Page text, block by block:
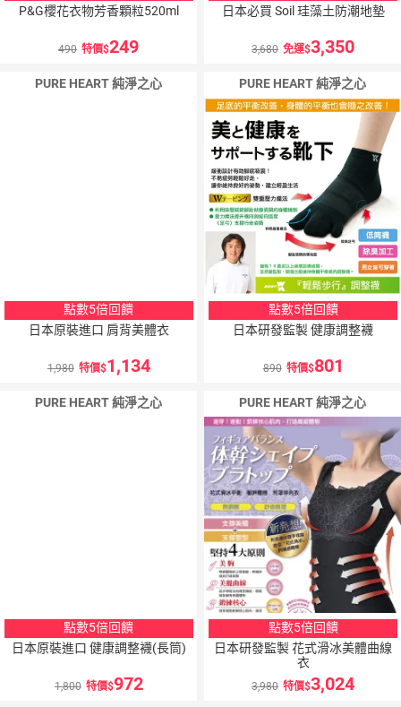
P&G櫻花衣物芳香顆粒520ml
490 特價 249
日本必買 Soil 珪藻土防潮地墊
3,680 免運 3,350
PURE HEART 純淨之心
點數5倍回饋
日本原裝進口 肩背美體衣
1,980 特價 1,134
PURE HEART 純淨之心
點數5倍回饋
日本研發監製 健康調整襪
890 特價 801
PURE HEART 純淨之心
點數5倍回饋
日本原裝進口 健康調整襪(長筒)
1,800 特價 972
PURE HEART 純淨之心
點數5倍回饋
日本研發監製 花式滑冰美體曲線
衣
3,980 特價 3,024